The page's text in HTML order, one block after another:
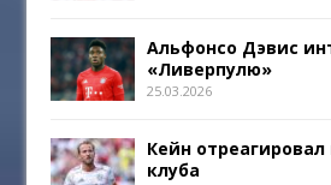
Альфонсо Дэвис
«Ливерпулю»
25.03.2026
Кейн
клуба